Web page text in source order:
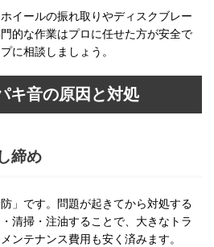
イールの振れ取りやディスクブレー
的な作業はプロに任せた方が安全で
に相談しましょう。
キ音の原因と対処
締め
」です。問題が起きてから対処する
清掃・注油することで、大きなトラ
ンテナンス費用も安く済みます。